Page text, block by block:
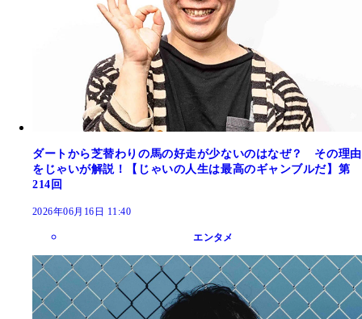
ダートから芝替わりの馬の好走が少ないのはなぜ？ その理由
をじゃいが解説！【じゃいの人生は最高のギャンブルだ】第
214回
2026年06月16日 11:40
エンタメ